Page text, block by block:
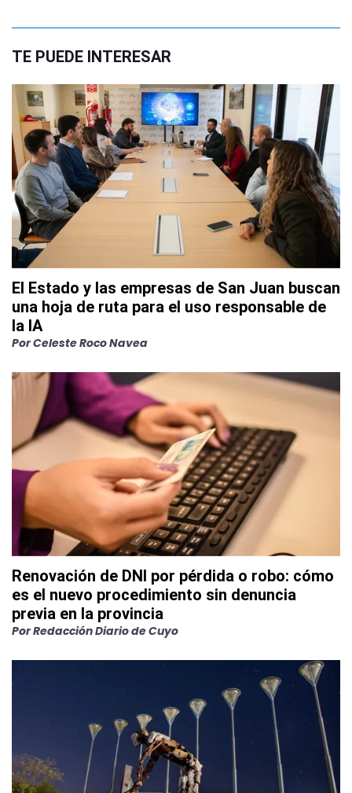
TE PUEDE INTERESAR
El Estado y las empresas de San Juan buscan
una hoja de ruta para el uso responsable de
la IA
PorCeleste Roco Navea
Renovación de DNI por pérdida o robo: cómo
es el nuevo procedimiento sin denuncia
previa en la provincia
PorRedacción Diario de Cuyo